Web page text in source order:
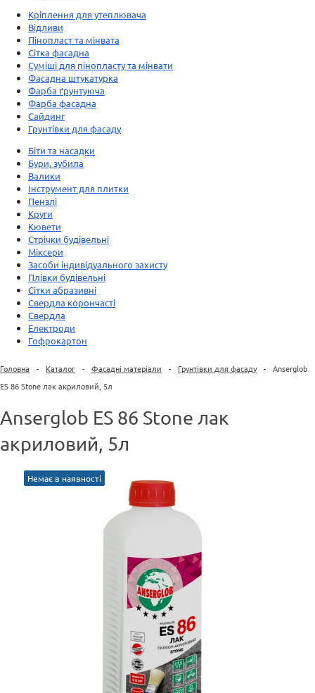
Кріплення для утеплювача
Відливи
Пінопласт та мінвата
Сітка фасадна
Суміші для пінопласту та мінвати
Фасадна штукатурка
Фарба ґрунтуюча
Фарба фасадна
Сайдинг
Грунтівки для фасаду
Біти та насадки
Бури, зубила
Валики
Інструмент для плитки
Пензлі
Круги
Кювети
Стрічки будівельні
Міксери
Засоби індивідуального захисту
Плівки будівельні
Сітки абразивні
Свердла корончасті
Свердла
Електроди
Гофрокартон
Головна - Каталог - Фасадні матеріали - Грунтівки для фасаду -
Anserglob
ES 86 Stone лак акриловий, 5л
Anserglob ES 86 Stone лак
акриловий, 5л
Немає в наявності